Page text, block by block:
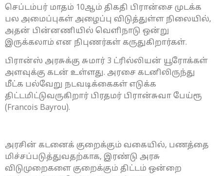
செப்டம்பர் மாதம் 10ஆம் திகதி பிரான்சை முடக்க
பல அமைப்புகள் அழைப்பு விடுத்துள்ள நிலையில்,
அதன் பின்னணியில் வெளிநாடு ஒன்று
இருக்கலாம் என நிபுணர்கள் கருதுகிறார்கள்.
பிரான்ஸ் அரசுக்கு சுமார் 3 ட்ரில்லியன் யூரோக்கள்
அளவுக்கு கடன் உள்ளது. அரசை கடனிலிருந்து
மீட்க பல்வேறு நடவடிக்கைகள் எடுக்க
திட்டமிட்டுவருகிறார் பிரதமர் பிரான்சுவா பேய்ரூ
(Francois Bayrou).
அரசின் கடனைக் குறைக்கும் வகையில், பணத்தை
மிச்சப்படுத்துவதற்காக, இரண்டு அரசு
விடுமுறைகளை குறைக்கும் திட்டம் ஒன்றை